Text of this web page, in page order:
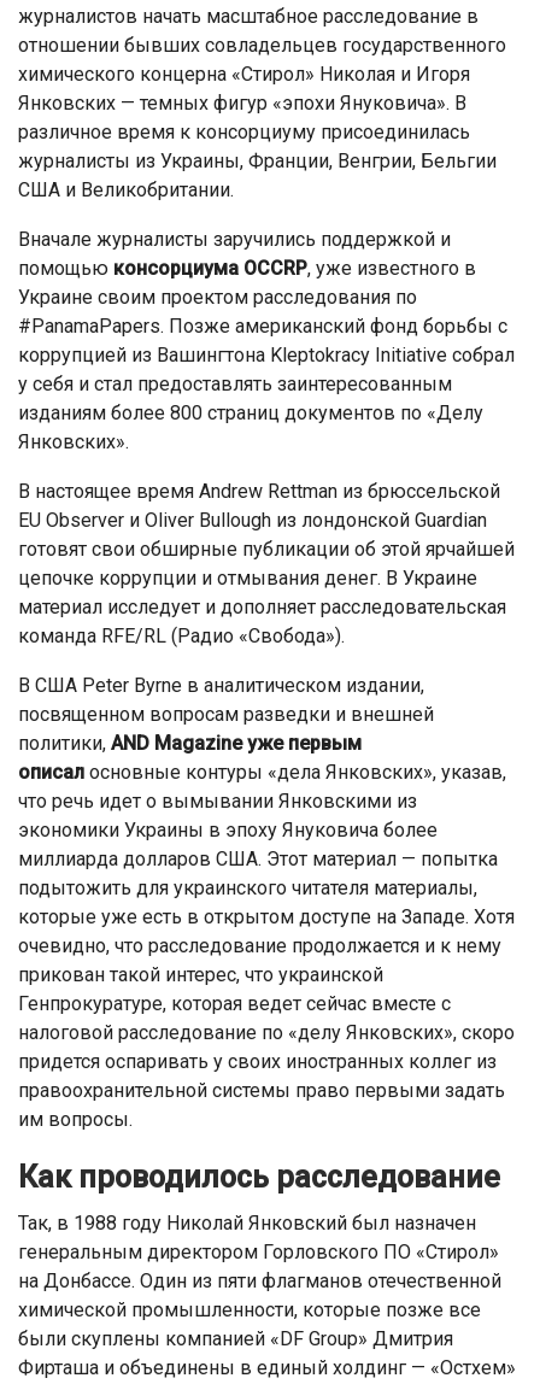
журналистов начать масштабное расследование в
отношении бывших совладельцев государственного
химического концерна «Стирол» Николая и Игоря
Янковских — темных фигур «эпохи Януковича». В
различное время к консорциуму присоединилась
журналисты из Украины, Франции, Венгрии, Бельгии
США и Великобритании.
Вначале журналисты заручились поддержкой и
помощью консорциума OCCRP, уже известного в
Украине своим проектом расследования по
#PanamaPapers. Позже американский фонд борьбы с
коррупцией из Вашингтона Kleptokracy Initiative собрал
у себя и стал предоставлять заинтересованным
изданиям более 800 страниц документов по «Делу
Янковских».
В настоящее время Andrew Rettman из брюссельской
EU Observer и Oliver Bullough из лондонской Guardian
готовят свои обширные публикации об этой ярчайшей
цепочке коррупции и отмывания денег. В Украине
материал исследует и дополняет расследовательская
команда RFE/RL (Радио «Свобода»).
В США Peter Byrne в аналитическом издании,
посвященном вопросам разведки и внешней
политики, AND Magazine уже первым
описал основные контуры «дела Янковских», указав,
что речь идет о вымывании Янковскими из
экономики Украины в эпоху Януковича более
миллиарда долларов США. Этот материал — попытка
подытожить для украинского читателя материалы,
которые уже есть в открытом доступе на Западе. Хотя
очевидно, что расследование продолжается и к нему
прикован такой интерес, что украинской
Генпрокуратуре, которая ведет сейчас вместе с
налоговой расследование по «делу Янковских», скоро
придется оспаривать у своих иностранных коллег из
правоохранительной системы право первыми задать
им вопросы.
Как проводилось расследование
Так, в 1988 году Николай Янковский был назначен
генеральным директором Горловского ПО «Стирол»
на Донбассе. Один из пяти флагманов отечественной
химической промышленности, которые позже все
были скуплены компанией «DF Group» Дмитрия
Фирташа и объединены в единый холдинг — «Остхем»